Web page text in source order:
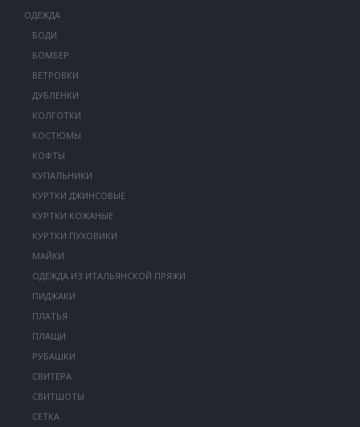
ОДЕЖДА
БОДИ
БОМБЕР
ВЕТРОВКИ
ДУБЛЕНКИ
КОЛГОТКИ
КОСТЮМЫ
КОФТЫ
КУПАЛЬНИКИ
КУРТКИ ДЖИНСОВЫЕ
КУРТКИ КОЖАНЫЕ
КУРТКИ ПУХОВИКИ
МАЙКИ
ОДЕЖДА ИЗ ИТАЛЬЯНСКОЙ ПРЯЖИ
ПИДЖАКИ
ПЛАТЬЯ
ПЛАЩИ
РУБАШКИ
СВИТЕРА
СВИТШОТЫ
СЕТКА